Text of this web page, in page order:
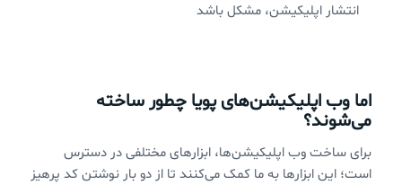
انتشار اپلیکیشن، مشکل باشد
اما وب اپلیکیشن‌های پویا چطور ساخته
می‌شوند؟
برای ساخت وب اپلیکیشن‌ها، ابزارهای مختلفی در دسترس
است؛ این ابزارها به ما کمک می‌کنند تا از دو بار نوشتن کد پرهیز